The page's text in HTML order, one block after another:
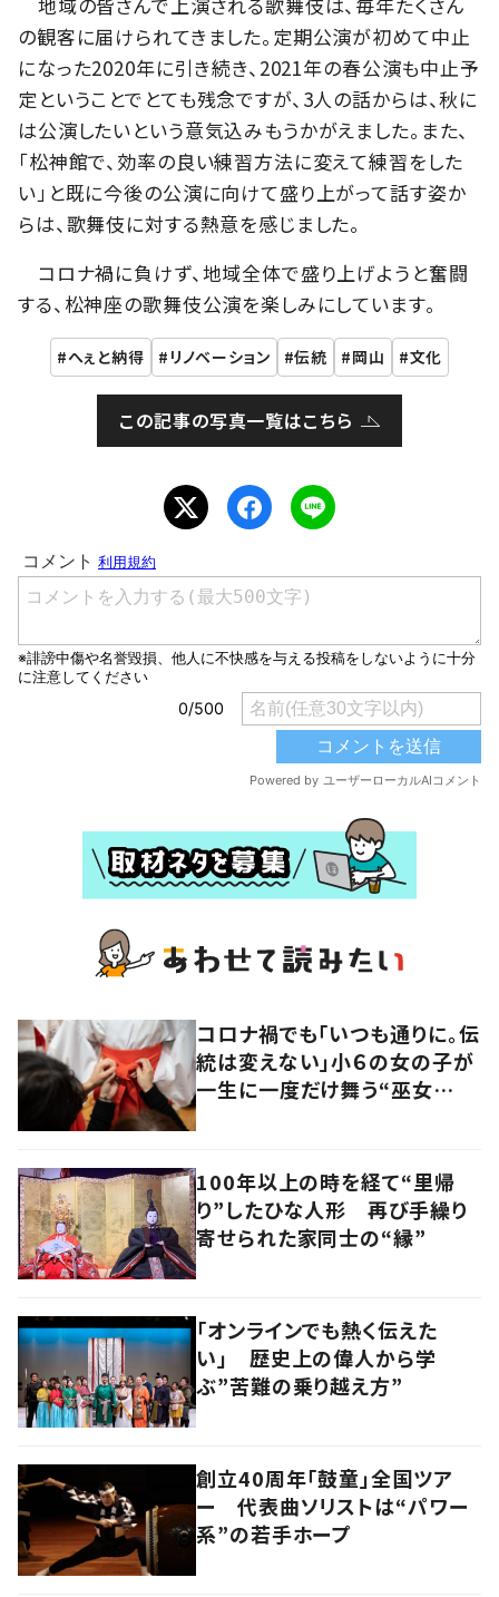
の観客に届けられてきました。定期公演が初めて中止
になった2020年に引き続き、2021年の春公演も中止予
定ということでとても残念ですが、3人の話からは、秋に
は公演したいという意気込みもうかがえました。また、
「松神館で、効率の良い練習方法に変えて練習をした
い」と既に今後の公演に向けて盛り上がって話す姿か
らは、歌舞伎に対する熱意を感じました。
コロナ禍に負けず、地域全体で盛り上げようと奮闘
する、松神座の歌舞伎公演を楽しみにしています。
へぇと納得 リノベーション 伝統 岡山 文化
この記事の写真一覧はこちら
コロナ禍でも「いつも通りに。伝
統は変えない」小６の女の子が
一生に一度だけ舞う“巫女
100年以上の時を経て“里帰
り”したひな人形 再び手繰り
寄せられた家同士の“縁”
「オンラインでも熱く伝えた
い」 歴史上の偉人から学
ぶ”苦難の乗り越え方”
創立40周年「鼓童」全国ツア
ー 代表曲ソリストは“パワー
系”の若手ホープ